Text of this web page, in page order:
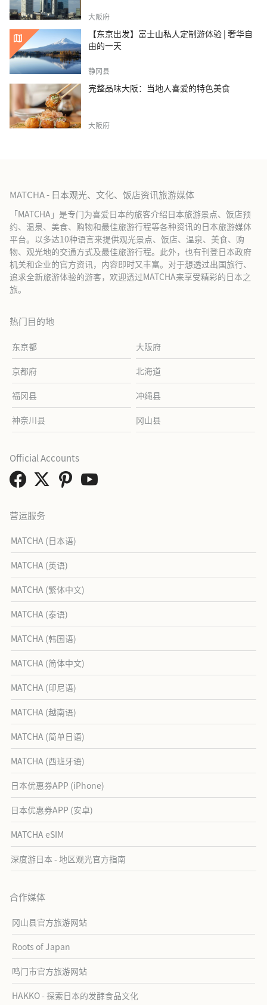
大阪府
【东京出发】富士山私人定制游体验 | 奢华自
由的一天
静冈县
完整品味大阪：当地人喜爱的特色美食
大阪府
MATCHA - 日本观光、文化、饭店资讯旅游媒体
「MATCHA」是专门为喜爱日本的旅客介绍日本旅游景点、饭店预
约、温泉、美食、购物和最佳旅游行程等各种资讯的日本旅游媒体
平台。以多达10种语言来提供观光景点、饭店、温泉、美食、购
物、观光地的交通方式及最佳旅游行程。此外，也有刊登日本政府
机关和企业的官方资讯，内容即时又丰富。对于想透过出国旅行、
追求全新旅游体验的游客，欢迎透过MATCHA来享受精彩的日本之
旅。
热门目的地
东京都 大阪府
京都府 北海道
福冈县 冲绳县
神奈川县 冈山县
营运服务
MATCHA (日本语)
MATCHA (英语)
MATCHA (繁体中文)
MATCHA (泰语)
MATCHA (韩国语)
MATCHA (简体中文)
MATCHA (印尼语)
MATCHA (越南语)
MATCHA (简单日语)
MATCHA (西班牙语)
日本优惠券APP (iPhone)
日本优惠券APP (安卓)
MATCHA eSIM
深度游日本 - 地区观光官方指南
合作媒体
冈山县官方旅游网站
Roots of Japan
鸣门市官方旅游网站
HAKKO - 探索日本的发酵食品文化
Official Accounts